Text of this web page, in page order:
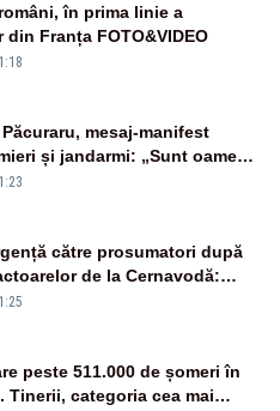
în prima linie a
Franța FOTO&VIDEO
mesaj-manifest
și jandarmi: „Sunt oameni
sunt răufăcători”
către prosumatori după
de la Cernavodă:
nevoie de energie
peste 511.000 de șomeri în
Tinerii, categoria cea mai